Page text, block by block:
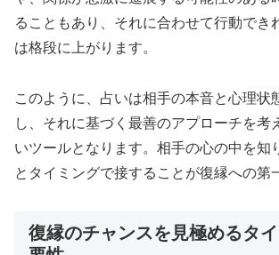
ることもあり、それに合わせて行動でき
は格段に上がります。
このように、占いは相手の本音と心理状
し、それに基づく最善のアプローチを考
いツールとなります。相手の心の中を知
とタイミングで接することが復縁への第
復縁のチャンスを見極めるタ